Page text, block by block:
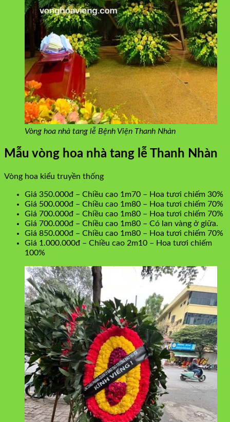
Vòng hoa nhà tang lễ Bệnh Viện Thanh Nhàn
Mẫu vòng hoa nhà tang lễ Thanh Nhàn
Vòng hoa kiểu truyền thống
Giá 350.000đ – Chiều cao 1m70 – Hoa tươi chiếm 30%
Giá 500.000đ – Chiều cao 1m80 – Hoa tươi chiếm 70%
Giá 700.000đ – Chiều cao 1m80 – Hoa tươi chiếm 70%
Giá 700.000đ – Chiều cao 1m80 – Có lan vàng ở giữa.
Giá 850.000đ – Chiều cao 1m80 – Hoa tươi chiếm 70%
Giá 1.000.000đ – Chiều cao 2m10 – Hoa tươi chiếm
100%